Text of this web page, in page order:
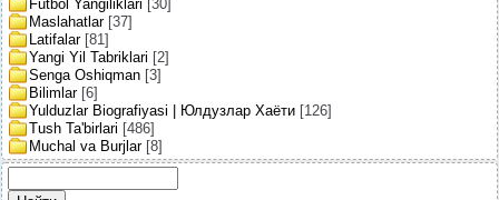
Futbol Yangiliklari [30]
Maslahatlar [37]
Latifalar [81]
Yangi Yil Tabriklari [2]
Senga Oshiqman [3]
Bilimlar [6]
Yulduzlar Biografiyasi | Юлдузлар Хаёти [126]
Tush Ta'birlari [486]
Muchal va Burjlar [8]